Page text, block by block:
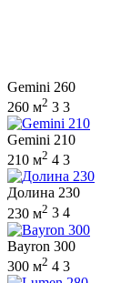
Gemini 260
260 м2 3 3
Gemini 210
210 м2 4 3
Долина 230
230 м2 3 4
Bayron 300
300 м2 4 3